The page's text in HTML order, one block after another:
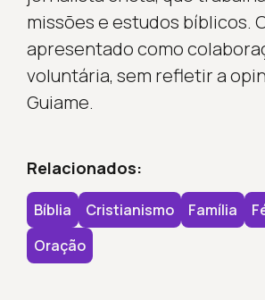
missões e estudos bíblicos.
apresentado como
voluntária, sem refletir a
Guiame.
Relacionados:
Bíblia Cristianismo Família
Oração